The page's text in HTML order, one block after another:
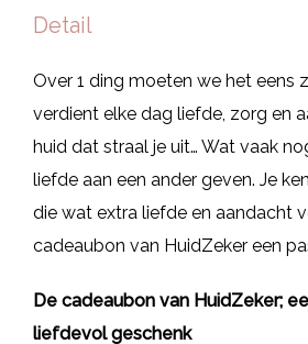
Detail
Over 1 ding moeten we het eens
verdient elke dag liefde, zorg en
huid dat straal je uit… Wat vaak
liefde aan een ander geven. Je
die wat extra liefde en aandacht
cadeaubon van HuidZeker een
De cadeaubon van HuidZeker;
liefdevol geschenk